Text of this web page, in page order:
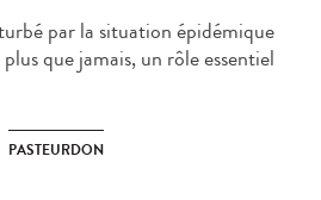
par la situation épidémique
que jamais, un rôle essentiel
PASTEURDON